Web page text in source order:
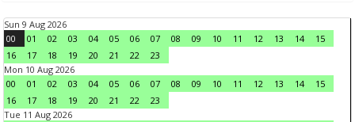
Sun 9 Aug 2026
00
01 02 03 04 05 06 07 08 09 10 11 12 13 14
15
16
17 18 19 20 21 22
23
Mon 10 Aug 2026
00
01 02 03 04 05 06 07 08 09 10 11 12 13 14
15
16
17 18 19 20 21 22
23
Tue 11 Aug 2026